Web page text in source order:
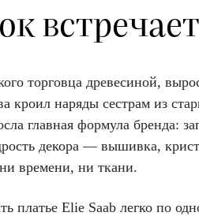
торговца древесиной,
кроил наряды сестрам из
главная формула бренда:
декора — вышивка,
времени, ни ткани.
платье Elie Saab легко по